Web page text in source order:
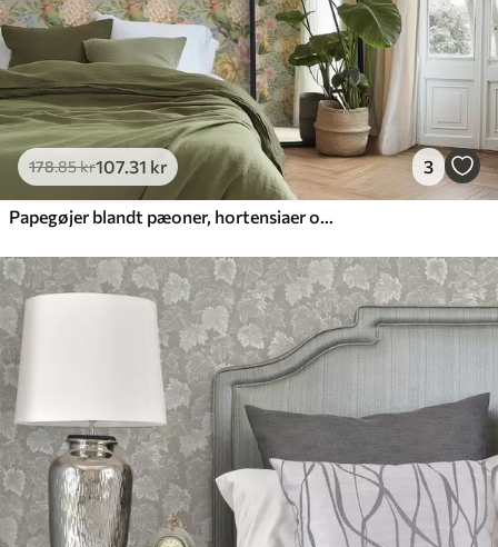
178.85kr107.31 kr 3
Papegøjer blandt pæoner, hortensiaer og magnolier